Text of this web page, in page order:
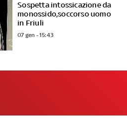
Sospetta intossicazione da
monossido,soccorso uomo
in Friuli
07 gen - 15:43